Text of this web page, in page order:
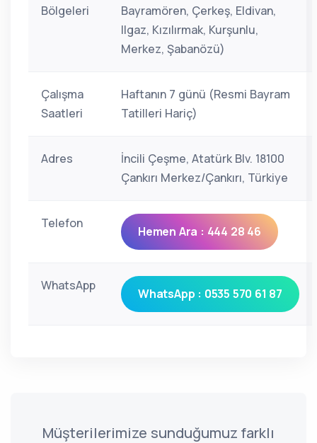
Bölgeleri
Bayramören, Çerkeş, Eldivan,
Ilgaz, Kızılırmak, Kurşunlu,
Merkez, Şabanözü)
Çalışma
Saatleri
Haftanın 7 günü (Resmi Bayram
Tatilleri Hariç)
Adres
İncili Çeşme, Atatürk Blv. 18100
Çankırı Merkez/Çankırı, Türkiye
Telefon
Hemen Ara : 444 28 46
WhatsApp
WhatsApp : 0535 570 61 87
Müşterilerimize sunduğumuz farklı